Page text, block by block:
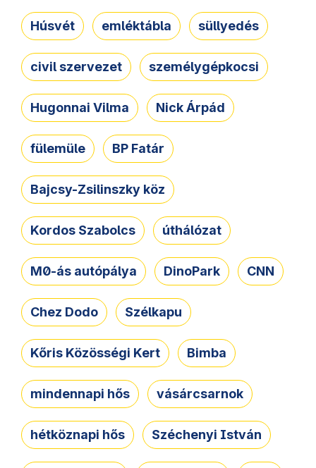
Húsvét emléktábla süllyedés
civil szervezet személygépkocsi
Hugonnai Vilma Nick Árpád
fülemüle BP Fatár
Bajcsy-Zsilinszky köz
Kordos Szabolcs úthálózat
M0-ás autópálya DinoPark CNN
Chez Dodo Szélkapu
Kőris Közösségi Kert Bimba
mindennapi hős vásárcsarnok
hétköznapi hős Széchenyi István